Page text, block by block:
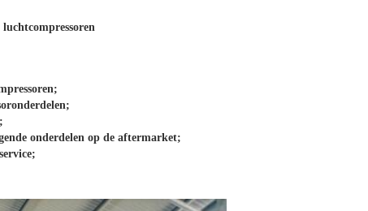
onderdelen op de aftermarket;